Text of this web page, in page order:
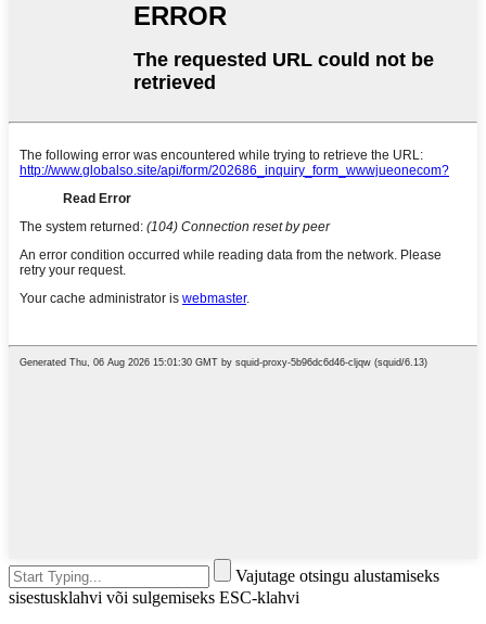
Vajutage otsingu alustamiseks
sisestusklahvi või sulgemiseks ESC-klahvi